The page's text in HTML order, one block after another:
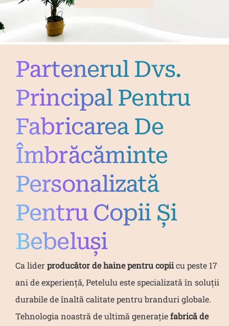
Partenerul Dvs.
Principal Pentru
Fabricarea De
Îmbrăcăminte
Personalizată
Pentru Copii Și
Bebeluși
Ca liderproducător de haine pentru copiicu peste 17
ani de experiență, Petelulu este specializată în soluții
durabile de înaltă calitate pentru branduri globale.
Tehnologia noastră de ultimă generațiefabrică de